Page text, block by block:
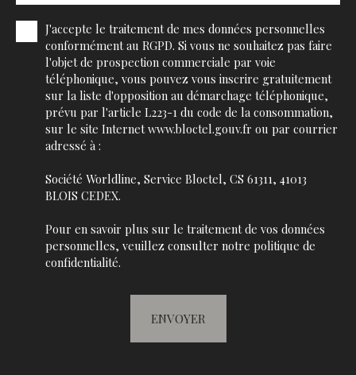
J'accepte le traitement de mes données personnelles
conformément au RGPD. Si vous ne souhaitez pas faire
l'objet de prospection commerciale par voie
téléphonique, vous pouvez vous inscrire gratuitement
sur la liste d'opposition au démarchage téléphonique,
prévu par l'article L223-1 du code de la consommation,
sur le site Internet www.bloctel.gouv.fr ou par courrier
adressé à :
Société Worldline, Service Bloctel, CS 61311, 41013
BLOIS CEDEX.
Pour en savoir plus sur le traitement de vos données
personnelles, veuillez consulter notre politique de
confidentialité.
ENVOYER